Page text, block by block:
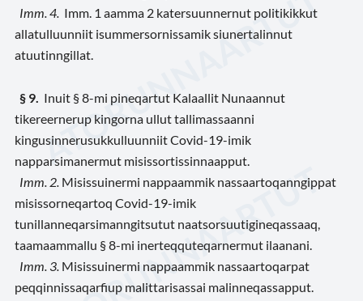
Imm. 4. Imm. 1 aamma 2 katersuunnernut politikikkut
allatulluunniit isummersornissamik siunertalinnut
atuutinngillat.
§ 9 Inuit § 8-mi pineqartut Kalaallit Nunaannut
tikereernerup kingorna ullut tallimassaanni
kingusinnerusukkulluunniit Covid-19-imik
napparsimanermut misissortissinnaapput.
Imm. 2. Misissuinermi nappaammik nassaartoqanngippat
misissorneqartoq Covid-19-imik
tunillanneqarsimanngitsutut naatsorsuutigineqassaaq,
taamaammallu § 8-mi inerteqquteqarnermut ilaanani.
Imm. 3. Misissuinermi nappaammik nassaartoqarpat
peqqinnissaqarfiup malittarisassai malinneqassapput.